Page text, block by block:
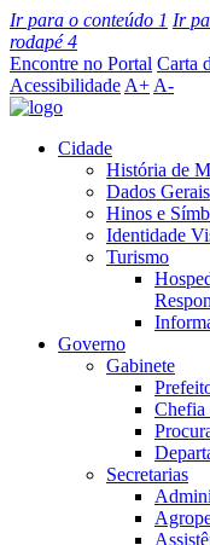
Ir para o conteúdo 1 Ir
rodapé4
Encontre no Portal Carta
Acessibilidade A+ A-
Cidade
História de
Dados Gerais
Hinos e
Identidade
Turismo
Governo
Gabinete
Chefia
Secretarias